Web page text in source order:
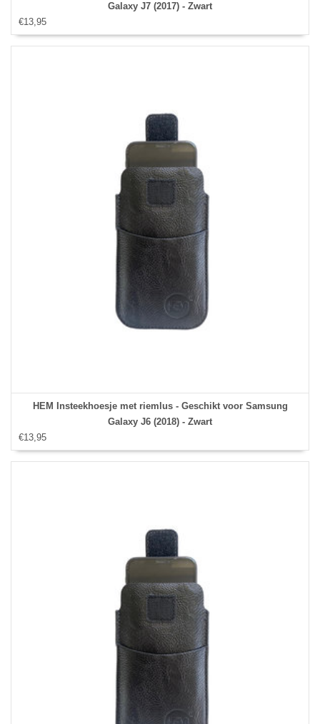
Galaxy J7 (2017) - Zwart
€13,95
HEM Insteekhoesje met riemlus - Geschikt voor Samsung
Galaxy J6 (2018) - Zwart
€13,95